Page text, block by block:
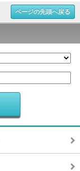
ページの先頭へ戻る